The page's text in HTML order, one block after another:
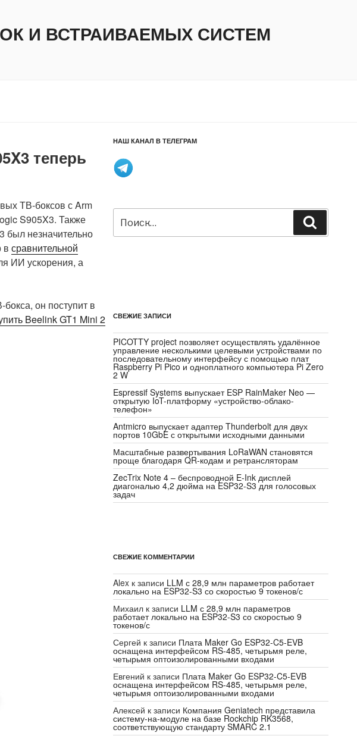
И ВСТРАИВАЕМЫХ СИСТЕМ
теперь
ТВ-боксов с Arm
S905X3. Также
был незначительно
в сравнительной
ИИ ускорения, а
он поступит в
Beelink GT1 Mini 2
НАШ КАНАЛ В ТЕЛЕГРАМ
Искать:
СВЕЖИЕ ЗАПИСИ
PICOTTY project позволяет осуществлять удалённое
управление несколькими целевыми устройствами по
последовательному интерфейсу с помощью плат
Raspberry Pi Pico и одноплатного компьютера Pi Zero
2 W
Espressif Systems выпускает ESP RainMaker Neo —
открытую IoT-платформу «устройство-облако-
телефон»
Antmicro выпускает адаптер Thunderbolt для двух
портов 10GbE с открытыми исходными данными
Масштабные развертывания LoRaWAN становятся
проще благодаря QR-кодам и ретрансляторам
ZecTrix Note 4 – беспроводной E-Ink дисплей
диагональю 4,2 дюйма на ESP32-S3 для голосовых
задач
СВЕЖИЕ КОММЕНТАРИИ
Alex к записи LLM с 28,9 млн параметров работает
локально на ESP32-S3 со скоростью 9 токенов/с
Михаил к записи LLM с 28,9 млн параметров
работает локально на ESP32-S3 со скоростью 9
токенов/с
Сергей к записи Плата Maker Go ESP32-C5-EVB
оснащена интерфейсом RS-485, четырьмя реле,
четырьмя оптоизолированными входами
Евгений к записи Плата Maker Go ESP32-C5-EVB
оснащена интерфейсом RS-485, четырьмя реле,
четырьмя оптоизолированными входами
Алексей к записи Компания Geniatech представила
систему-на-модуле на базе Rockchip RK3568,
соответствующую стандарту SMARC 2.1